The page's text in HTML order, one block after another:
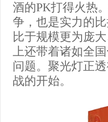
酒的PK打得火热
争，也是实力的
比于规模更为庞
上还带着诸如全
问题。聚光灯正
战的开始。